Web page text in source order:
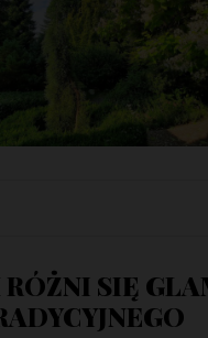
RÓŻNI SIĘ